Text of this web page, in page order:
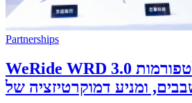
Partnerships
WeRide WRD 3.0 פותח תאימות פלטפורמות